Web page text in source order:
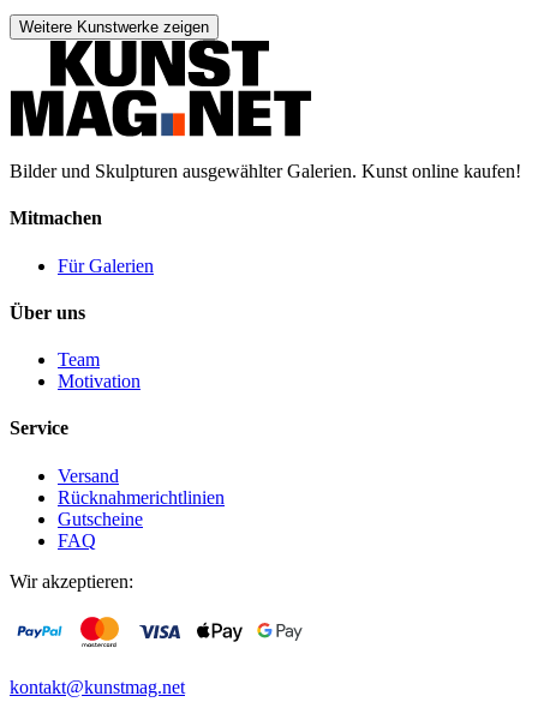
Weitere Kunstwerke zeigen
Bilder und Skulpturen ausgewählter Galerien. Kunst online kaufen!
Mitmachen
Für Galerien
Über uns
Team
Motivation
Service
Versand
Rücknahmerichtlinien
Gutscheine
FAQ
Wir akzeptieren:
kontakt@kunstmag.net